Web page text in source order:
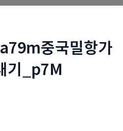
중국밀항가
기_p7M